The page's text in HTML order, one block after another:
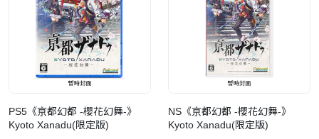
PS5《亰都幻都 -櫻花幻舞-》
Kyoto Xanadu(限定版)
NS《亰都幻都 -櫻花幻舞-》
Kyoto Xanadu(限定版)